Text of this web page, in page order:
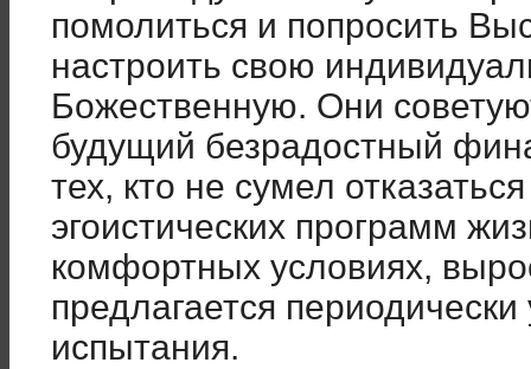
помолиться и попросить
настроить свою
Божественную. Они
будущий безрадостный
тех, кто не сумел
эгоистических программ
комфортных условиях,
предлагается
испытания.